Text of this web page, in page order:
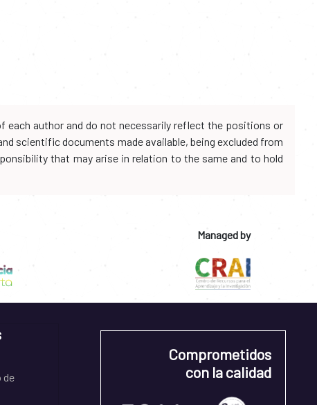
each author and do not necessarily reflect the positions or
scientific documents made available, being excluded from
that may arise in relation to the same and to hold
Managed by
de
Comprometidos
con la calidad